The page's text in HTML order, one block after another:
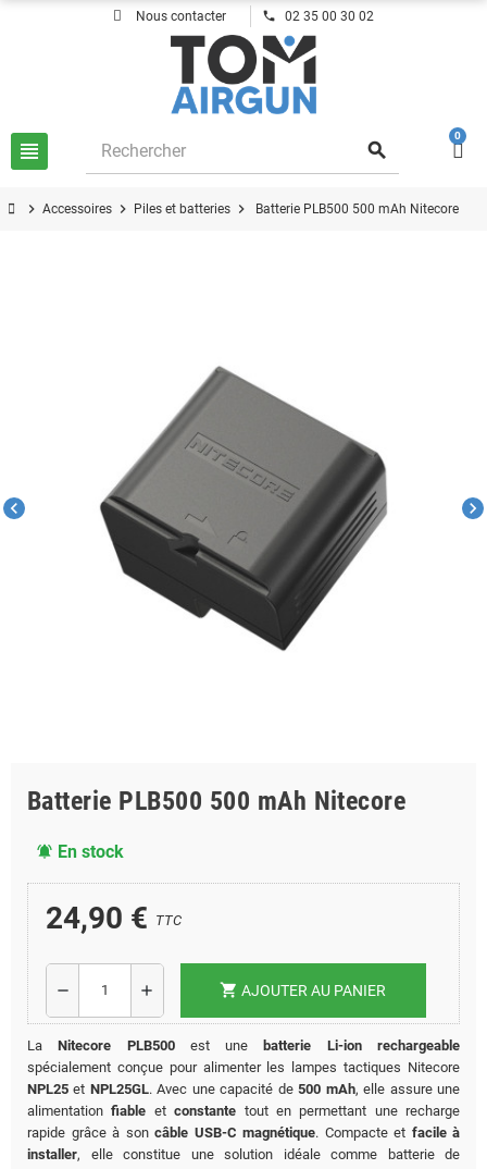
Nous contacter phone 02 35 00 30 02
view_headline search
0
chevron_right Accessoires chevron_right Piles et batteries chevron_right Batterie PLB500 500 mAh Nitecore
chevron_left chevron_right
Batterie PLB500 500 mAh Nitecore
notifications_active En stock
24,90 € TTC
remove add shopping_cart AJOUTER AU PANIER
LaNitecore PLB500est une batterie Li-ion rechargeable
spécialement conçue pour alimenter les lampes tactiques Nitecore
NPL25 et NPL25GL. Avec une capacité de500 mAh, elle assure une
alimentationfiable etconstante tout en permettant une recharge
rapide grâce à son câble USB-C magnétique. Compacte et facile à
installer, elle constitue une solution idéale comme batterie de